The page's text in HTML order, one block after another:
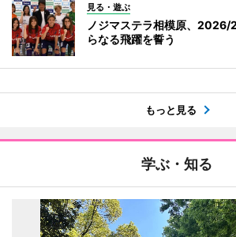
見る・遊ぶ
ノジマステラ相模原、2026/
らなる飛躍を誓う
もっと見る
学ぶ・知る